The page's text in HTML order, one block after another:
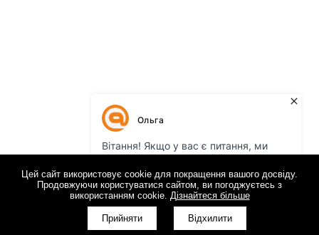
Цей сайт використовує cookie для покращення вашого досвіду.
Продовжуючи користуватися сайтом, ви погоджуєтесь з
використанням cookie. Дізнайтеся більше
Прийняти Відхилити